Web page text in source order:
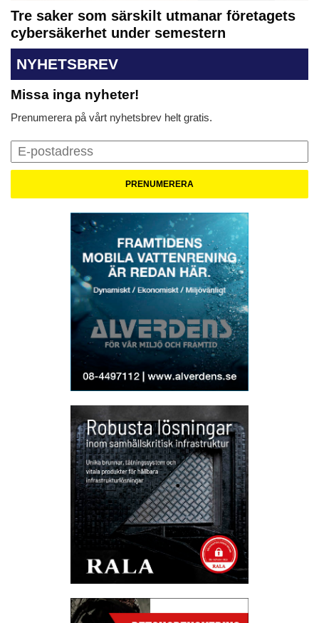
Tre saker som särskilt utmanar företagets
cybersäkerhet under semestern
NYHETSBREV
Missa inga nyheter!
Prenumerera på vårt nyhetsbrev helt gratis.